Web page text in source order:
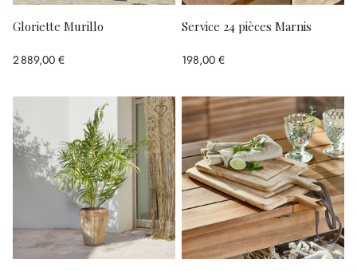
Gloriette Murillo
2 889,00 €
Service 24 pièces Marnis
198,00 €